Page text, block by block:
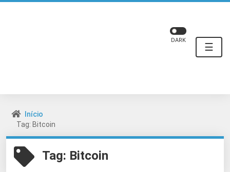
☰
DARK
Início
Tag: Bitcoin
Tag: Bitcoin